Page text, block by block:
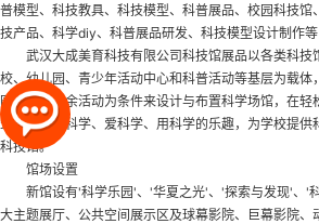
普模型、科技教具、科技模型、科普展品、 校园科技馆
技产品、科学diy、科普展品研发、科技模型设计制作等
武汉大成美育科技有限公司科技馆展品以各类科技
校、幼儿园、青少年活动中心和科普活动等基层为载体
园学生的课余活动为条件来设计与布置科学场馆，在
少年儿童学科学、爱科学、用科学的乐趣，为学校提供
科技馆。
馆场设置
新馆设有'科学乐园'、'华夏之光'、'探索与发现'、'
大主题展厅、公共空间展示区及球幕影院、巨幕影院